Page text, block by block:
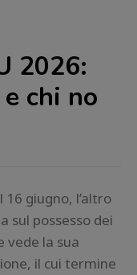
2026:
chi no
16 giugno, l’altro
sul possesso dei
vede la sua
il cui termine